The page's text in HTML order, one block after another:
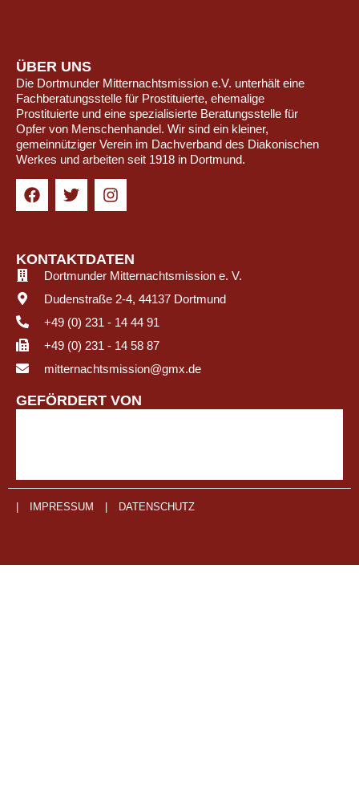
ÜBER UNS
Die Dortmunder Mitternachtsmission e.V. unterhält eine
Fachberatungsstelle für Prostituierte, ehemalige
Prostituierte und eine spezialisierte Beratungsstelle für
Opfer von Menschenhandel. Wir sind ein kleiner,
gemeinnütziger Verein im Dachverband des Diakonischen
Werkes und arbeiten seit 1918 in Dortmund.
KONTAKTDATEN
Dortmunder Mitternachtsmission e. V.
Dudenstraße 2-4, 44137 Dortmund
+49 (0) 231 - 14 44 91
+49 (0) 231 - 14 58 87
mitternachtsmission@gmx.de
GEFÖRDERT VON
IMPRESSUM DATENSCHUTZ